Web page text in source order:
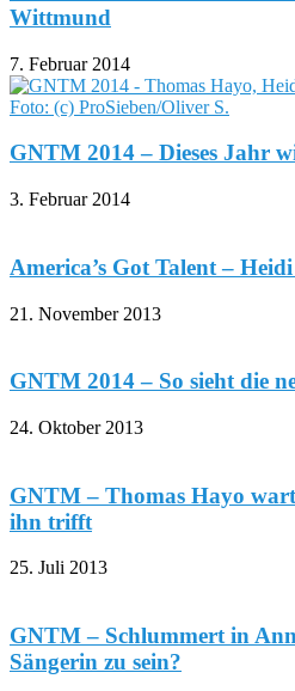
Wittmund
7. Februar 2014
GNTM 2014 – Dieses Jahr
3. Februar 2014
America’s Got Talent –
21. November 2013
GNTM 2014 – So sieht die
24. Oktober 2013
GNTM – Thomas Hayo
ihn trifft
25. Juli 2013
GNTM – Schlummert in
Sängerin zu sein?